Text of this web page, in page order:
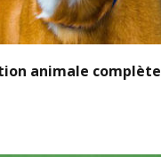
animale complète